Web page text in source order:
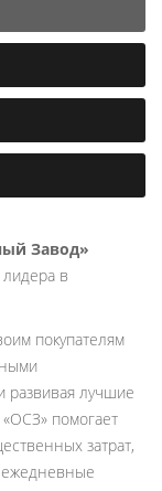
Завод»
в
покупателям
развивая лучшие
помогает
затрат,
ежедневные